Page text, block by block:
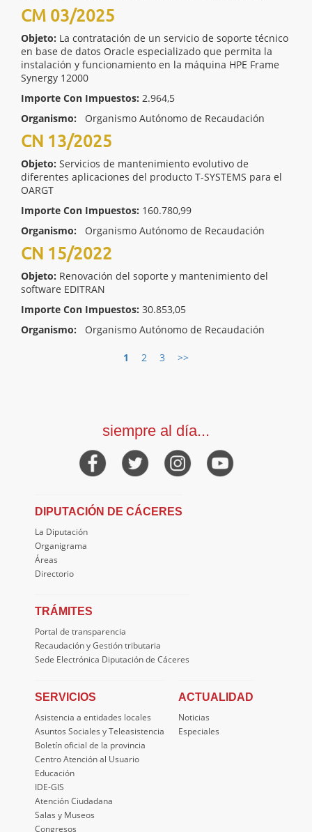
CM 03/2025
Objeto: La contratación de un servicio de soporte técnico
en base de datos Oracle especializado que permita la
instalación y funcionamiento en la máquina HPE Frame
Synergy 12000
Importe Con Impuestos: 2.964,5
Organismo:
Organismo Autónomo de Recaudación
CN 13/2025
Objeto: Servicios de mantenimiento evolutivo de
diferentes aplicaciones del producto T-SYSTEMS para el
OARGT
Importe Con Impuestos: 160.780,99
Organismo:
Organismo Autónomo de Recaudación
CN 15/2022
Objeto: Renovación del soporte y mantenimiento del
software EDITRAN
Importe Con Impuestos: 30.853,05
Organismo:
Organismo Autónomo de Recaudación
1 2 3 >>
siempre al día...
DIPUTACIÓN DE CÁCERES
La Diputación
Organigrama
Áreas
Directorio
TRÁMITES
Portal de transparencia
Recaudación y Gestión tributaria
Sede Electrónica Diputación de Cáceres
SERVICIOS
Asistencia a entidades locales
Asuntos Sociales y Teleasistencia
Boletín oficial de la provincia
Centro Atención al Usuario
Educación
IDE-GIS
Atención Ciudadana
Salas y Museos
Congresos
ACTUALIDAD
Noticias
Especiales